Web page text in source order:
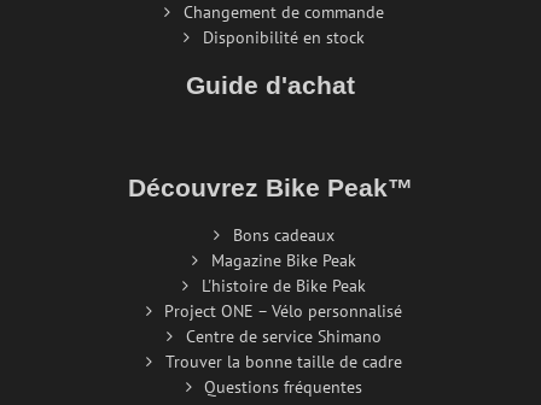
Changement de commande
Disponibilité en stock
Guide d'achat
Découvrez Bike Peak™
Bons cadeaux
Magazine Bike Peak
L'histoire de Bike Peak
Project ONE – Vélo personnalisé
Centre de service Shimano
Trouver la bonne taille de cadre
Questions fréquentes